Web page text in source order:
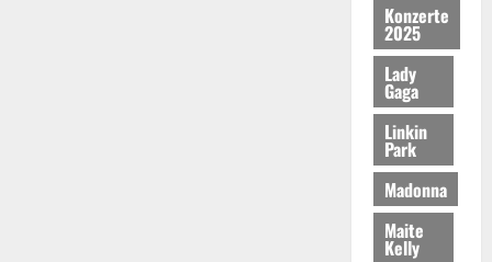
Konzerte
2025
Lady
Gaga
Linkin
Park
Madonna
Maite
Kelly